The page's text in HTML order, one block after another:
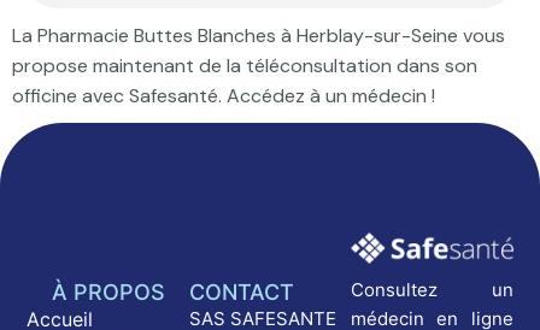
La Pharmacie Buttes Blanches à Herblay-sur-Seine vous
propose maintenant de la téléconsultation dans son
officine avec Safesanté. Accédez à un médecin !
Consultez un
médecin en ligne
CONTACT
SAS SAFESANTE
À PROPOS
Accueil